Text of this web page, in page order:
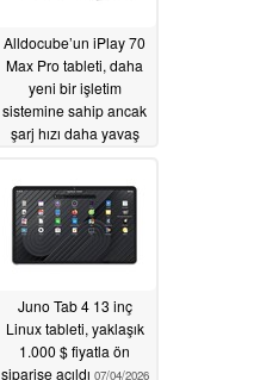
Alldocube’un iPlay 70
Max Pro tableti, daha
yeni bir işletim
sistemine sahip ancak
şarj hızı daha yavaş
Juno Tab 4 13 inç
Linux tableti, yaklaşık
1.000 $ fiyatla ön
siparişe açıldı 07/04/2026